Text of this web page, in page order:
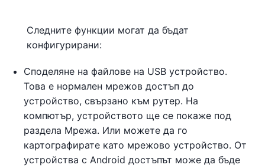
Следните функции могат да бъдат
конфигурирани:
Споделяне на файлове на USB устройство.
Това е нормален мрежов достъп до
устройство, свързано към рутер. На
компютър, устройството ще се покаже под
раздела Мрежа. Или можете да го
картографирате като мрежово устройство. От
устройства с Android достъпът може да бъде